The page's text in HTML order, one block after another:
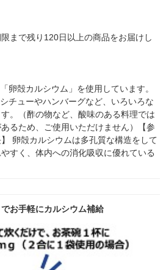
まで残り120日以上の商品をお届けし
卵殻カルシウム」を使用しています。
チューやハンバーグなど、いろいろな
。（酢の物など、酸味のある料理では
るため、ご使用いただけません）【参
卵殻カルシウムは多孔質な構造をして
すく、体内への消化吸収に優れている
お手軽にカルシウム補給